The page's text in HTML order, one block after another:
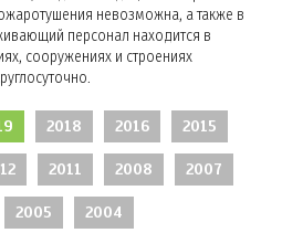
невозможна, а также в
персонал находится в
сооружениях и строениях
2018 2016 2015
2011 2008 2007
2005 2004